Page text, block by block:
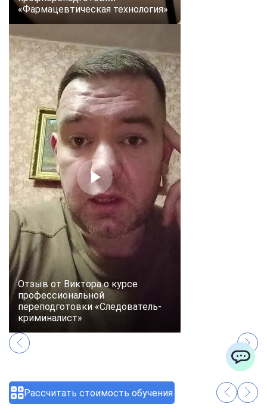
Рассчитать стоимость обучения
«Фармацевтическая технология»
Отзыв от Виктора о курсе
профессиональной
переподготовки «Следователь-
криминалист»
Аудиоотзывы
Vkontakte EMail